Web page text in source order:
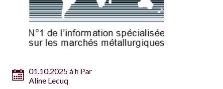
01.10.2025 à h Par
Aline Lecuq